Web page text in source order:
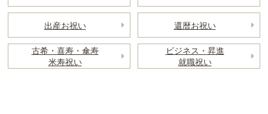
出産お祝い 還暦お祝い
古希・喜寿・傘寿
米寿祝い
ビジネス・昇進
就職祝い